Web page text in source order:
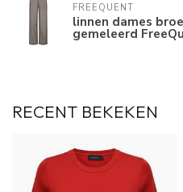
FREEQUENT
linnen dames
gemeleerd
RECENT BEKEKEN